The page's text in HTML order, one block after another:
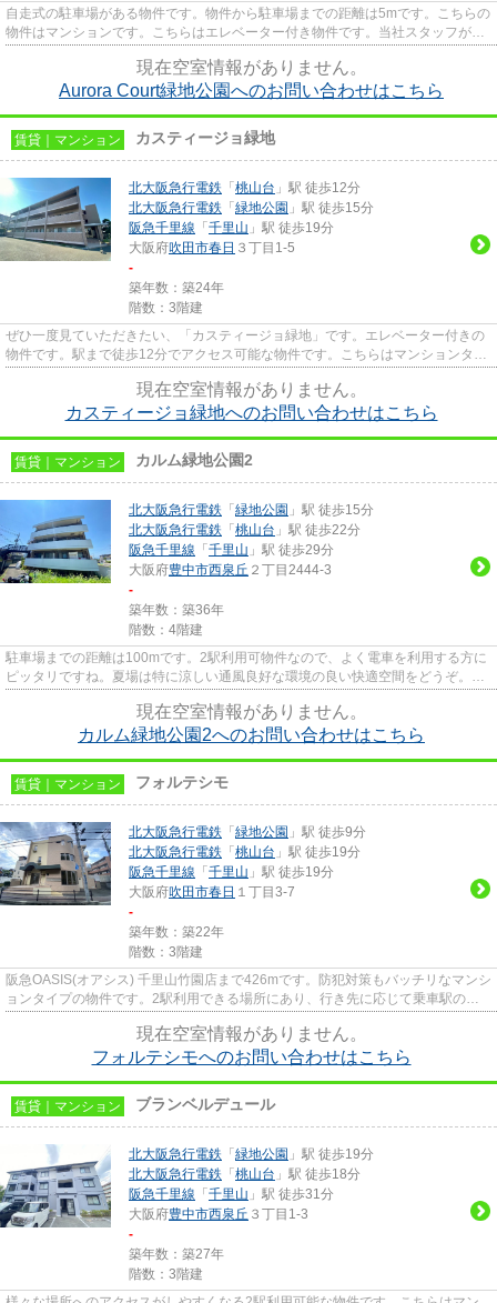
自走式の駐車場がある物件です。物件から駐車場までの距離は5mです。こちらの
物件はマンションです。こちらはエレベーター付き物件です。当社スタッフが地
現在空室情報がありません。
Aurora Court緑地公園へのお問い合わせはこちら
賃貸｜マンション カスティージョ緑地
北大阪急行電鉄 「 桃山台 」駅 徒歩12分
北大阪急行電鉄 「 緑地公園 」駅 徒歩15分
阪急千里線 「 千里山 」駅 徒歩19分
大阪府吹田市春日 ３丁目1-5
-
築年数：築24年
階数：3階建
ぜひ一度見ていただきたい、「カスティージョ緑地」です。エレベーター付きの
物件です。駅まで徒歩12分でアクセス可能な物件です。こちらはマンションタイ
現在空室情報がありません。
カスティージョ緑地へのお問い合わせはこちら
賃貸｜マンション カルム緑地公園2
北大阪急行電鉄 「 緑地公園 」駅 徒歩15分
北大阪急行電鉄 「 桃山台 」駅 徒歩22分
阪急千里線 「 千里山 」駅 徒歩29分
大阪府豊中市西泉丘 ２丁目2444-3
-
築年数：築36年
階数：4階建
駐車場までの距離は100mです。2駅利用可物件なので、よく電車を利用する方に
ピッタリですね。夏場は特に涼しい通風良好な環境の良い快適空間をどうぞ。こ
現在空室情報がありません。
カルム緑地公園2へのお問い合わせはこちら
賃貸｜マンション フォルテシモ
北大阪急行電鉄 「 緑地公園 」駅 徒歩9分
北大阪急行電鉄 「 桃山台 」駅 徒歩19分
阪急千里線 「 千里山 」駅 徒歩19分
大阪府吹田市春日 １丁目3-7
-
築年数：築22年
階数：3階建
阪急OASIS(オアシス) 千里山竹園店まで426mです。防犯対策もバッチリなマンシ
ョンタイプの物件です。2駅利用できる場所にあり、行き先に応じて乗車駅の使
現在空室情報がありません。
フォルテシモへのお問い合わせはこちら
賃貸｜マンション ブランベルデュール
北大阪急行電鉄 「 緑地公園 」駅 徒歩19分
北大阪急行電鉄 「 桃山台 」駅 徒歩18分
阪急千里線 「 千里山 」駅 徒歩31分
大阪府豊中市西泉丘 ３丁目1-3
-
築年数：築27年
階数：3階建